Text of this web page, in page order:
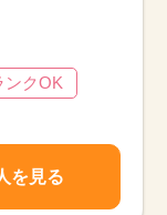
ンクOK
を見る